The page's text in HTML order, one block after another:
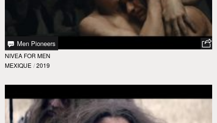
Men Pioneers
NIVEA FOR MEN
MEXIQUE / 2019